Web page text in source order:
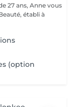
27 ans, Anne vous
établi à
(option